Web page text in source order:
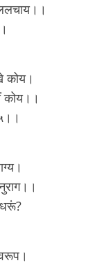
कोय।
कोय।।